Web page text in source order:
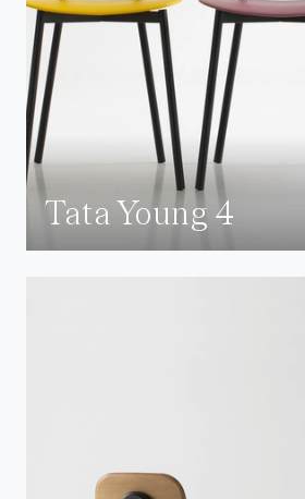
Tata Young 4